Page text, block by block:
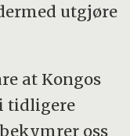
utgjøre
at Kongos
tidligere
oss